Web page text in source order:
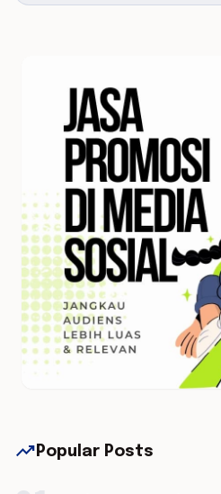
trending_up Popular Posts